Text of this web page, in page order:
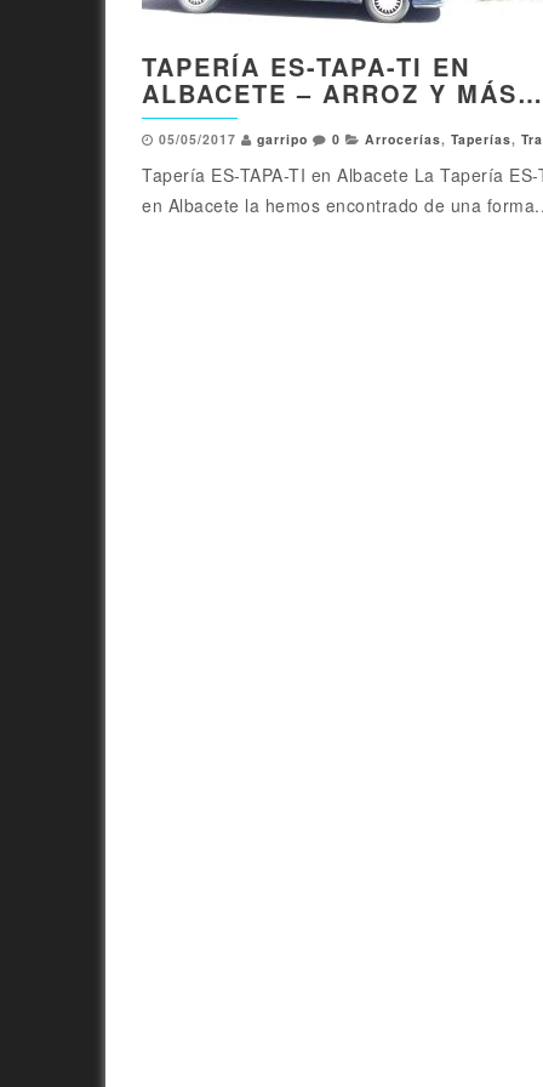
TAPERÍA ES-TAPA-TI EN
ALBACETE – ARROZ Y MÁS…
05/05/2017 garripo 0 Arrocerías, Taperías,
Tapería ES-TAPA-TI en Albacete La Tapería ES-
en Albacete la hemos encontrado de una